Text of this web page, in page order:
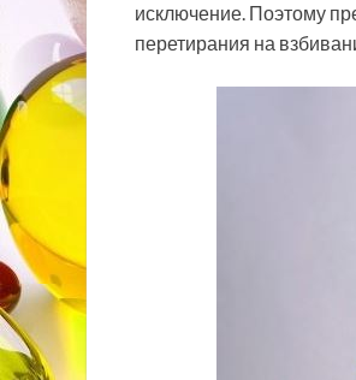
исключение. Поэтому
перетирания на